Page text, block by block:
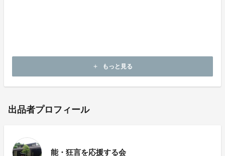
して頂きますことを心よりお願い申し上げます。
add もっと見る
出品者プロフィール
能・狂言を応援する会